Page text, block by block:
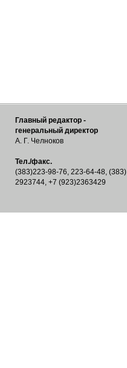
Главный редактор -
генеральный директор
А. Г. Челноков
Тел./факс.
(383)223-98-76, 223-64-48, (383)
2923744, +7 (923)2363429